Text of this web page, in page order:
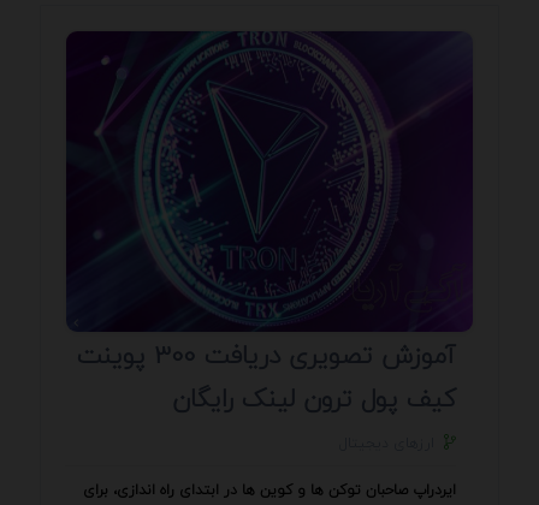
آموزش تصویری دریافت 300 پوینت
کیف پول ترون لینک رایگان
ایردراپ صاحبان توکن ها و کوین ها در ابتدای راه اندازی، برای